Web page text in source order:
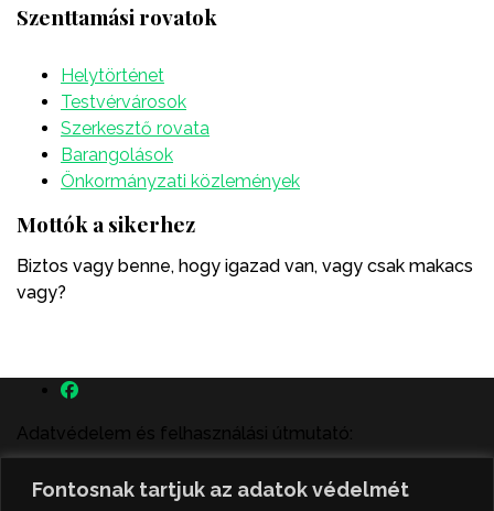
Fontosnak tartjuk az adatok védelmét
Szenttamási rovatok
Helytörténet
Testvérvárosok
Szerkesztő rovata
Barangolások
Önkormányzati közlemények
Mottók a sikerhez
Biztos vagy benne, hogy igazad van, vagy csak makacs
vagy?
Adatvédelem és felhasználási útmutató:
A szenttamás.rs magyar nyelvű internetes hírportálon
megjelenő szerzői írások, a híranyag és minden egyéb